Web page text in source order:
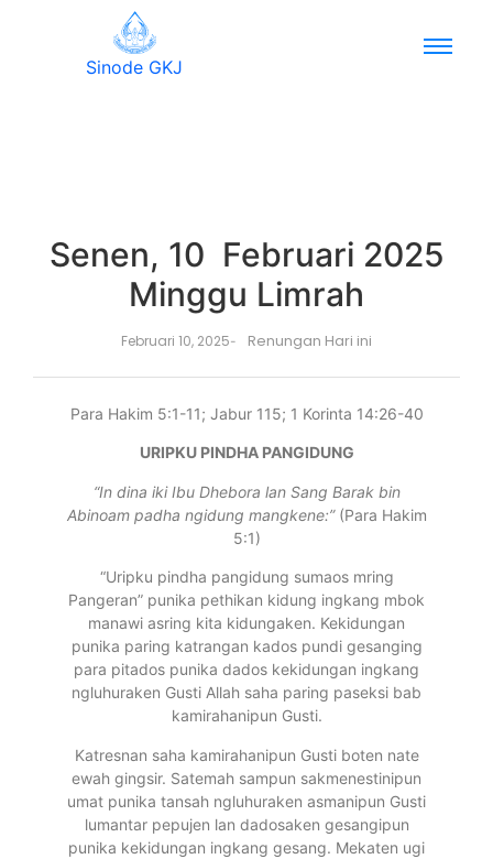
Sinode GKJ
Senen, 10 Februari 2025
Minggu Limrah
Februari 10, 2025- Renungan Hari ini
Para Hakim 5:1-11; Jabur 115; 1 Korinta 14:26-40
URIPKU PINDHA PANGIDUNG
“In dina iki Ibu Dhebora lan Sang Barak bin
Abinoam padha ngidung mangkene:” (Para Hakim
5:1)
“Uripku pindha pangidung sumaos mring
Pangeran” punika pethikan kidung ingkang mbok
manawi asring kita kidungaken. Kekidungan
punika paring katrangan kados pundi gesanging
para pitados punika dados kekidungan ingkang
ngluhuraken Gusti Allah saha paring paseksi bab
kamirahanipun Gusti.
Katresnan saha kamirahanipun Gusti boten nate
ewah gingsir. Satemah sampun sakmenestinipun
umat punika tansah ngluhuraken asmanipun Gusti
lumantar pepujen lan dadosaken gesangipun
punika kekidungan ingkang gesang. Mekaten ugi